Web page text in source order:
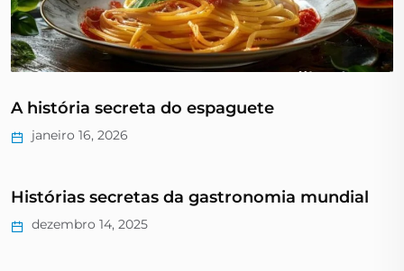
A história secreta do espaguete
janeiro 16, 2026
Histórias secretas da gastronomia mundial
dezembro 14, 2025